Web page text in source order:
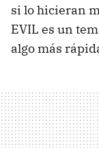
si lo hicieran
EVIL es un
algo más